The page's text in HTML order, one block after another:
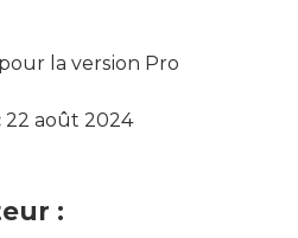
la version Pro
22 août 2024
: